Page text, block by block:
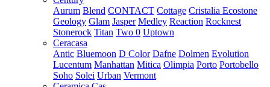
Aurum Blend CONTACT Cottage Cristalia Ecostone
Geology Glam Jasper Medley Reaction Rocknest
Stonerock Titan Two 0 Uptown
Ceracasa
Antic Bluemoon D Color Dafne Dolmen Evolution
Lucentum Manhattan Mitica Olimpia Porto Portobello
Soho Solei Urban Vermont